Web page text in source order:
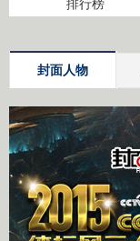
封面人物